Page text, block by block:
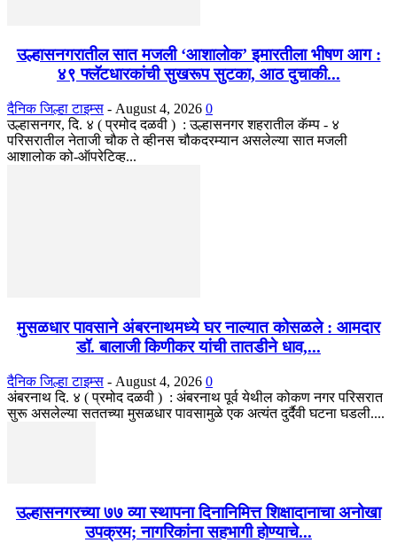
उल्हासनगरातील सात मजली ‘आशालोक’ इमारतीला भीषण आग :
४९ फ्लॅटधारकांची सुखरूप सुटका, आठ दुचाकी...
दैनिक जिल्हा टाइम्स - August 4, 2026 0
उल्हासनगर, दि. ४ ( प्रमोद दळवी ) : उल्हासनगर शहरातील कॅम्प - ४
परिसरातील नेताजी चौक ते व्हीनस चौकदरम्यान असलेल्या सात मजली
आशालोक को-ऑपरेटिव्ह...
मुसळधार पावसाने अंबरनाथमध्ये घर नाल्यात कोसळले : आमदार
डॉ. बालाजी किणीकर यांची तातडीने धाव,...
दैनिक जिल्हा टाइम्स - August 4, 2026 0
अंबरनाथ दि. ४ ( प्रमोद दळवी ) : अंबरनाथ पूर्व येथील कोकण नगर परिसरात
सुरू असलेल्या सततच्या मुसळधार पावसामुळे एक अत्यंत दुर्दैवी घटना घडली....
उल्हासनगरच्या ७७ व्या स्थापना दिनानिमित्त शिक्षादानाचा अनोखा
उपक्रम; नागरिकांना सहभागी होण्याचे...